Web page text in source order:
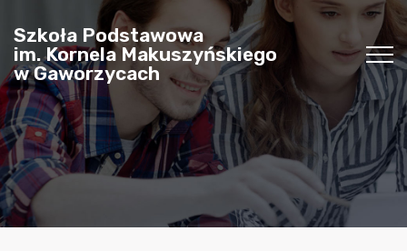
Szkoła Podstawowa
im. Kornela Makuszyńskiego
w Gaworzycach